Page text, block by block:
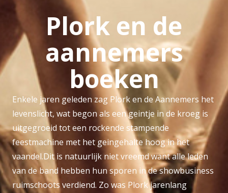
Plork en de
aannemers
boeken
Enkele jaren geleden zag Plork en de Aannemers het
levenslicht, wat begon als een geintje in de kroeg is
uitgegroeid tot een rockende stampende
feestmachine met het geingehalte hoog in het
vaandel.Dit is natuurlijk niet vreemd want alle leden
van de band hebben hun sporen in de showbusiness
ruimschoots verdiend. Zo was Plork jarenlang